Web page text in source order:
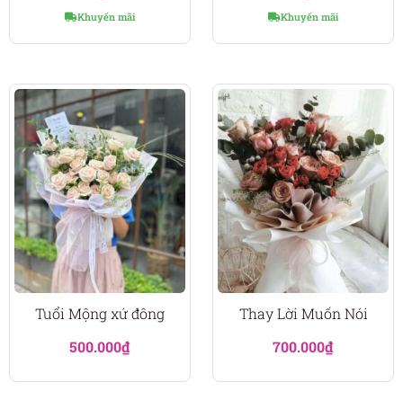
Khuyến mãi Khuyến mãi
Tuổi Mộng xứ đông
500.000₫
Thay Lời Muốn Nói
700.000₫